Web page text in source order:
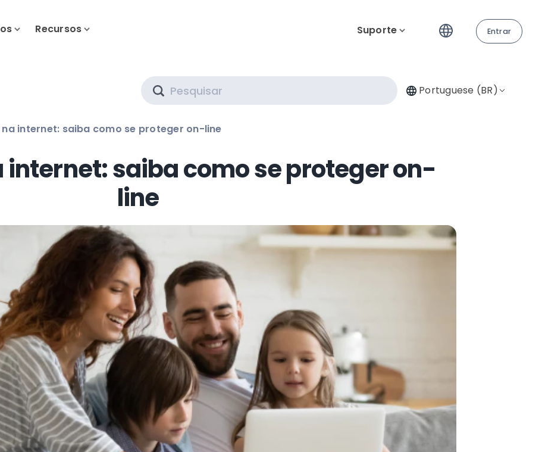
Recursos Suporte Entrar
Portuguese (BR)
na internet: saiba como se proteger on-line
internet: saiba como se proteger on-
line